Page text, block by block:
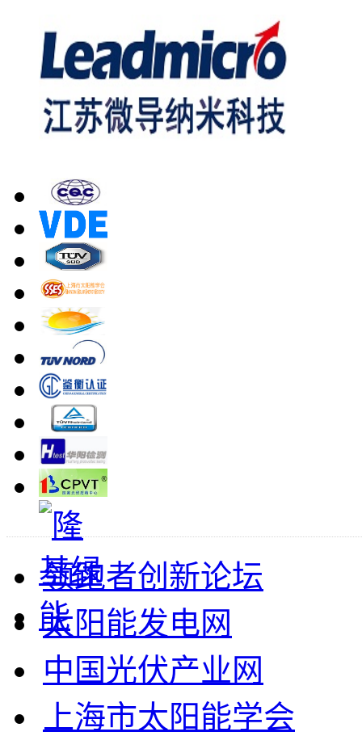
领跑者创新论坛
太阳能发电网
中国光伏产业网
上海市太阳能学会